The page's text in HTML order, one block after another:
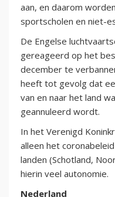
aan, en daarom
sportscholen en niet-
De Engelse
gereageerd op het
december te
heeft tot gevolg dat
van en naar het land
geannuleerd wordt.
In het Verenigd
alleen het
landen (Schotland,
hierin veel autonomie.
Nederland